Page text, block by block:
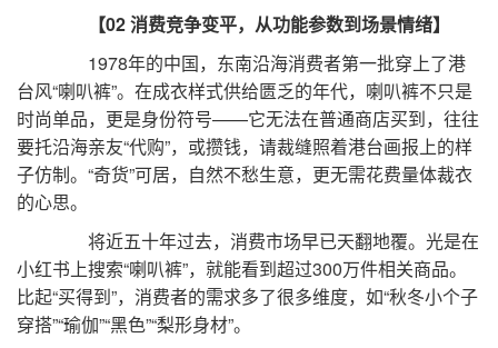
【02 消费竞争变平，从功能参数到场景情绪】
1978年的中国，东南沿海消费者第一批穿上了港
台风“喇叭裤”。在成衣样式供给匮乏的年代，喇叭裤不只是
时尚单品，更是身份符号——它无法在普通商店买到，往往
要托沿海亲友“代购”，或攒钱，请裁缝照着港台画报上的样
子仿制。“奇货”可居，自然不愁生意，更无需花费量体裁衣
的心思。
将近五十年过去，消费市场早已天翻地覆。光是在
小红书上搜索“喇叭裤”，就能看到超过300万件相关商品。
比起“买得到”，消费者的需求多了很多维度，如“秋冬小个子
穿搭”“瑜伽”“黑色”“梨形身材”。